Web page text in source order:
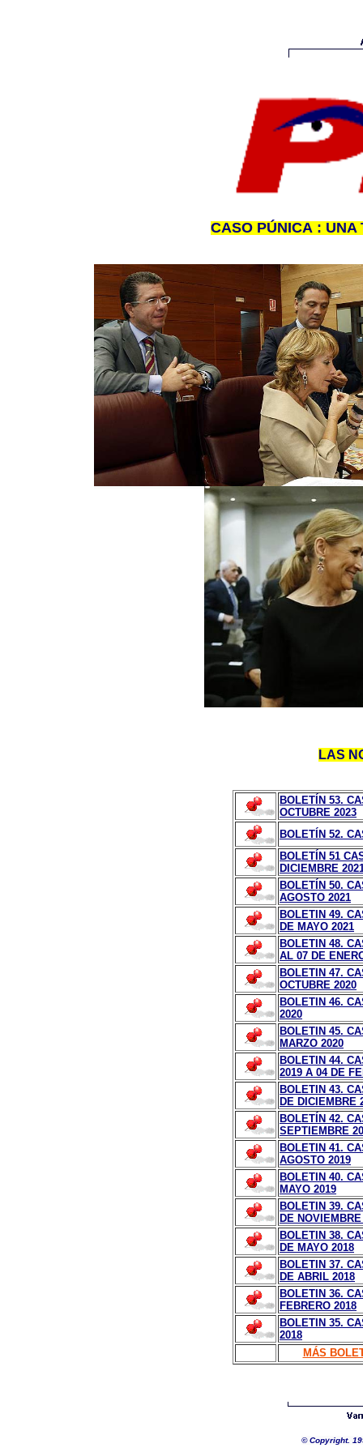
CASO PÚNICA : UNA
LAS
BOLETÍN 53.
OCTUBRE 2023
BOLETÍN 52.
BOLETÍN 51
DICIEMBRE
BOLETÍN 50.
AGOSTO 2021
BOLETIN 49.
DE MAYO 2021
BOLETIN 48.
AL 07 DE
BOLETIN 47.
OCTUBRE 2020
BOLETIN 46.
2020
BOLETIN 45.
MARZO 2020
BOLETIN 44.
2019 A 04 DE
BOLETIN 43.
DE DICIEMBRE
BOLETÍN 42.
SEPTIEMBRE
BOLETIN 41.
AGOSTO 2019
BOLETIN 40.
MAYO 2019
BOLETIN 39.
DE
BOLETIN 38.
DE MAYO 2018
BOLETIN 37.
DE ABRIL 2018
BOLETIN 36.
FEBRERO 2018
BOLETIN 35.
2018
MÁS
© Copyright.